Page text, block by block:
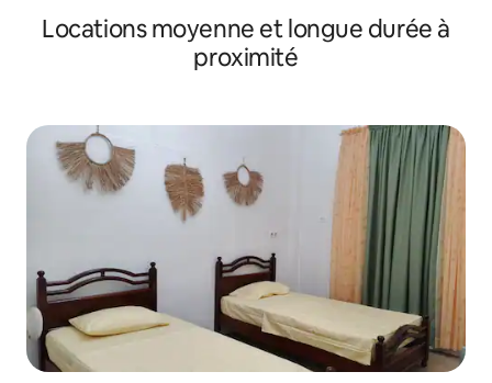
Locations moyenne et longue durée à
proximité